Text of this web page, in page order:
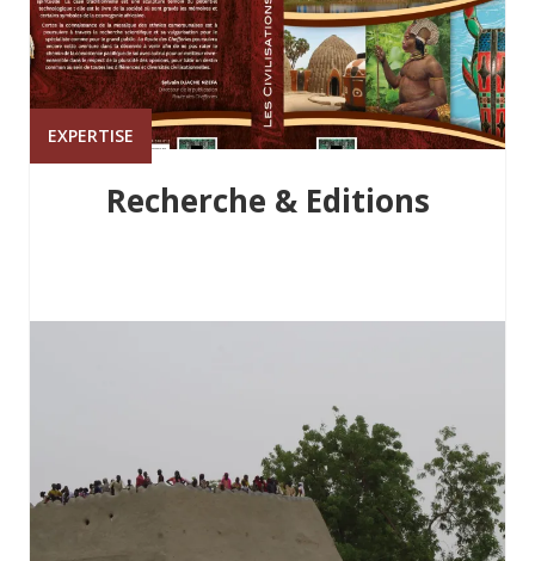
EXPERTISE
Recherche & Editions